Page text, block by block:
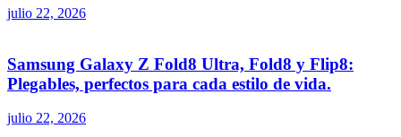
julio 22, 2026
Samsung Galaxy Z Fold8 Ultra, Fold8 y Flip8:
Plegables, perfectos para cada estilo de vida.
julio 22, 2026